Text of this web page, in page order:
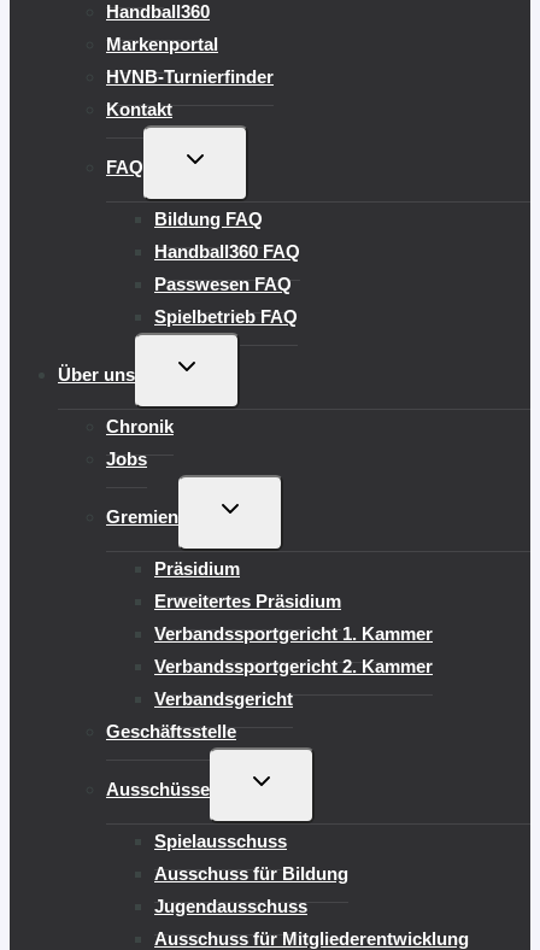
Handball360
Markenportal
HVNB-Turnierfinder
Kontakt
FAQ
UNTERMENÜ
Bildung FAQ
Handball360 FAQ
Passwesen FAQ
Spielbetrieb FAQ
Über uns
UNTERMENÜ
Chronik
Jobs
Gremien
UNTERMENÜ
Präsidium
Erweitertes Präsidium
Verbandssportgericht 1. Kammer
Verbandssportgericht 2. Kammer
Verbandsgericht
Geschäftsstelle
Ausschüsse
UNTERMENÜ
Spielausschuss
Ausschuss für Bildung
Jugendausschuss
Ausschuss für Mitgliederentwicklung